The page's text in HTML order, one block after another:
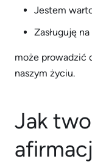
Jestem
Zasługuję
może prowadzić
naszym życiu.
Jak